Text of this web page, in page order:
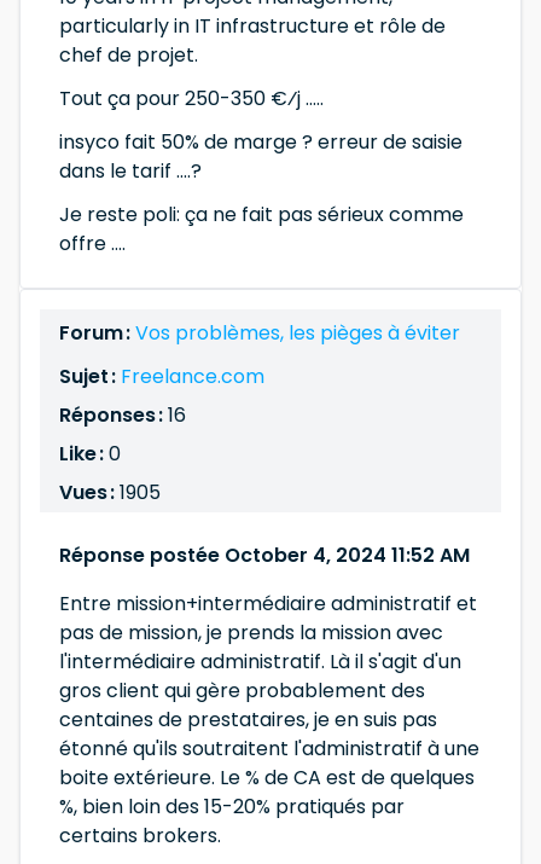
particularly in IT infrastructure et rôle de
chef de projet.
Tout ça pour 250-350 €⁄j .....
insyco fait 50% de marge ? erreur de saisie
dans le tarif ....?
Je reste poli: ça ne fait pas sérieux comme
offre ....
Forum :Vos problèmes, les pièges à éviter
Sujet : Freelance.com
Réponses :16
Like :0
Vues :1905
Réponse postée October 4, 2024 11:52 AM
Entre mission+intermédiaire administratif et
pas de mission, je prends la mission avec
l'intermédiaire administratif. Là il s'agit d'un
gros client qui gère probablement des
centaines de prestataires, je en suis pas
étonné qu'ils soutraitent l'administratif à une
boite extérieure. Le % de CA est de quelques
%, bien loin des 15-20% pratiqués par
certains brokers.